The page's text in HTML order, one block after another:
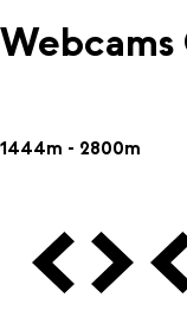
1444m - 2800m
Vorige Webcam
Volgende